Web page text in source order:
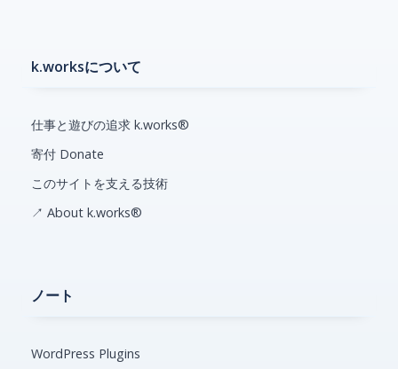
k.worksについて
仕事と遊びの追求 k.works®
寄付 Donate
このサイトを支える技術
↗ About k.works®
ノート
WordPress Plugins